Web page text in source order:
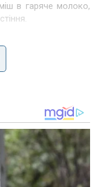
в гаряче молоко,
заварну масу
кінця, і даємо сік
можна за бажанням
мішечком, або